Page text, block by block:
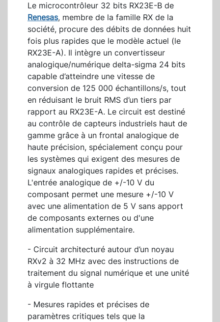
Le microcontrôleur 32 bits RX23E-B de
Renesas, membre de la famille RX de la
société, procure des débits de données huit
fois plus rapides que le modèle actuel (le
RX23E-A). Il intègre un convertisseur
analogique/numérique delta-sigma 24 bits
capable d’atteindre une vitesse de
conversion de 125 000 échantillons/s, tout
en réduisant le bruit RMS d’un tiers par
rapport au RX23E-A. Le circuit est destiné
au contrôle de capteurs industriels haut de
gamme grâce à un frontal analogique de
haute précision, spécialement conçu pour
les systèmes qui exigent des mesures de
signaux analogiques rapides et précises.
L'entrée analogique de +/-10 V du
composant permet une mesure +/-10 V
avec une alimentation de 5 V sans apport
de composants externes ou d'une
alimentation supplémentaire.
- Circuit architecturé autour d’un noyau
RXv2 à 32 MHz avec des instructions de
traitement du signal numérique et une unité
à virgule flottante
- Mesures rapides et précises de
paramètres critiques tels que la